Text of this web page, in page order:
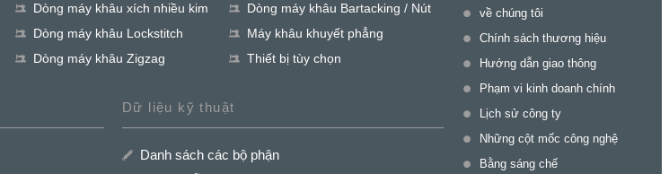
Dòng máy khâu xích nhiều kim
Dòng máy khâu Lockstitch
Dòng máy khâu Zigzag
Dòng máy khâu Bartacking / Nút
Máy khâu khuyết phẳng
Thiết bị tùy chọn
Dữ liệu kỹ thuật
Danh sách các bộ phận
về chúng tôi
Chính sách thương hiệu
Hướng dẫn giao thông
Phạm vi kinh doanh chính
Lịch sử công ty
Những cột mốc công nghệ
Bằng sáng chế